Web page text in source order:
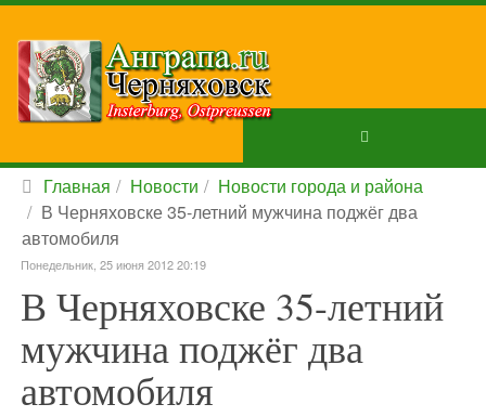
Главная Новости
Новости города и района
В Черняховске 35-летний мужчина поджёг два
автомобиля
Понедельник, 25 июня 2012 20:19
В Черняховске 35-летний
мужчина поджёг два
автомобиля